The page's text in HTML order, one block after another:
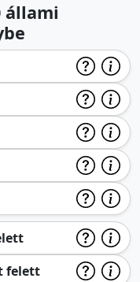
állami
felett